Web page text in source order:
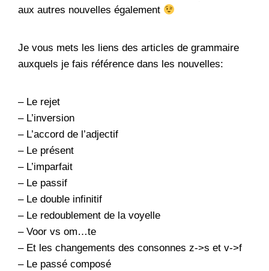
aux autres nouvelles également
Je vous mets les liens des articles de grammaire
auxquels je fais référence dans les nouvelles:
– Le rejet
– L’inversion
– L’accord de l’adjectif
– Le présent
– L’imparfait
– Le passif
– Le double infinitif
– Le redoublement de la voyelle
– Voor vs om…te
– Et les changements des consonnes z->s et v->f
– Le passé composé